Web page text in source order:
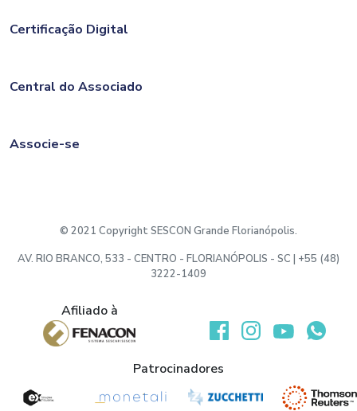
Certificação Digital
Central do Associado
Associe-se
© 2021 Copyright SESCON Grande Florianópolis.
AV. RIO BRANCO, 533 - CENTRO - FLORIANÓPOLIS - SC | +55 (48)
3222-1409
Afiliado à
Desenvolvido por:
Patrocinadores